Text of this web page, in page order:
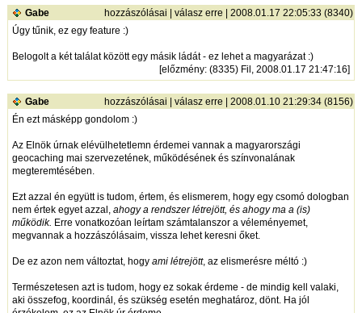
Gabe hozzászólásai |válasz erre | 2008.01.17 22:05:33 (8340)
Úgy tűnik, ez egy feature :)
Belogolt a két találat között egy másik ládát - ez lehet a magyarázat :)
[előzmény: (8335) Fil, 2008.01.17 21:47:16]
Gabe hozzászólásai |válasz erre | 2008.01.10 21:29:34 (8156)
Én ezt másképp gondolom :)
Az Elnök úrnak elévülhetetlemn érdemei vannak a magyarországi
geocaching mai szervezetének, működésének és színvonalának
megteremtésében.
Ezt azzal én együtt is tudom, értem, és elismerem, hogy egy csomó dologban
nem értek egyet azzal,ahogy a rendszer létrejött, és ahogy ma a (is)
működik. Erre vonatkozóan leírtam számtalanszor a véleményemet,
megvannak a hozzászólásaim, vissza lehet keresni őket.
De ez azon nem változtat, hogyami létrejött, az elismerésre méltó :)
Természetesen azt is tudom, hogy ez sokak érdeme - de mindig kell valaki,
aki összefog, koordinál, és szükség esetén meghatároz, dönt. Ha jól